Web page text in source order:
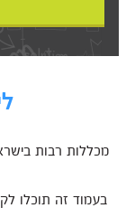
מכללות רבות
בעמוד זה תוכלו